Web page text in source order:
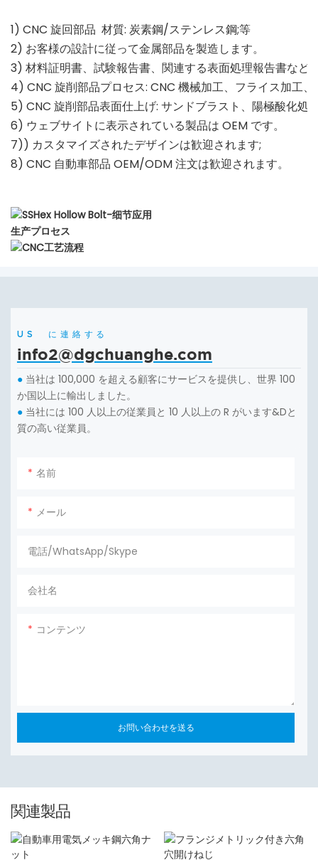
1) CNC 旋回部品 材質: 炭素鋼/ステンレス鋼;等
2) お客様の設計に従って金属部品を製造します。
3) 材料証明書、試験報告書、関連する表面処理報告書など
4) CNC 旋削部品プロセス: CNC 機械加工、フライス加工
5) CNC 旋削部品表面仕上げ: サンドブラスト、陽極酸化処
6) ウェブサイトに表示されている製品は OEM です。
7)) カスタマイズされたデザインは歓迎されます;
8) CNC 自動車部品 OEM/ODM 注文は歓迎されます。
生产プロセス
US に連絡する
info2@dgchuanghe.com
● 当社は 100,000 を超える顧客にサービスを提供し、世界 100
か国以上に輸出しました。
● 当社には 100 人以上の従業員と 10 人以上の R がいます&Dと
質の高い従業員。
名前
メール
電話/WhatsApp/Skype
会社名
コンテンツ
お問い合わせを送る
関連製品